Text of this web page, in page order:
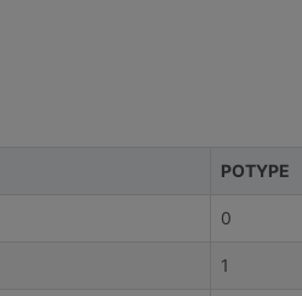
POTYPE
0
1